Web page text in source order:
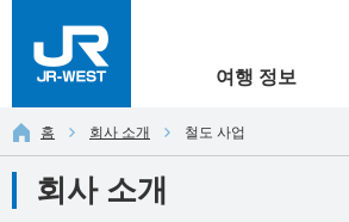
여행 정보
홈 회사 소개 철도 사업
회사 소개